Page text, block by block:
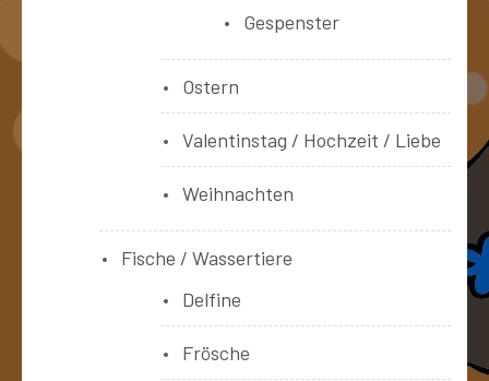
Gespenster
Ostern
Valentinstag / Hochzeit / Liebe
Weihnachten
Fische / Wassertiere
Delfine
Frösche